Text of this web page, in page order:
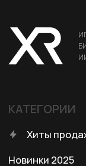
+7 (701)
КОНТАКТЫ
Условия доставки
Условия оплаты
Правила возврата